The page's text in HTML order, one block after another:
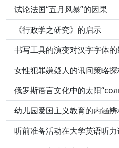
试论法国“五月风暴”的因果
《行政学之研究》的启示
书写工具的演变对汉字字体的
女性犯罪嫌疑人的讯问策略探
俄罗斯语言文化中的太阳
幼儿园爱国主义教育的内涵
听前准备活动在大学英语听